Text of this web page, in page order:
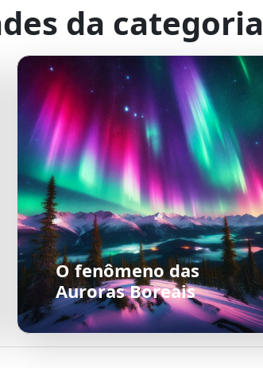
da categoria
O fenômeno das
Auroras Boreais